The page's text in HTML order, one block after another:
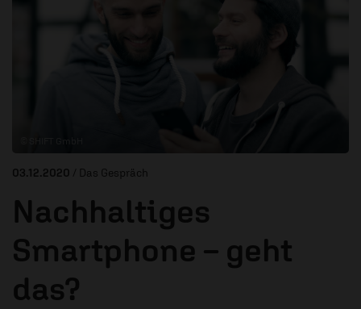
03.12.2020 / Das Gespräch
Nachhaltiges
Smartphone – geht
das?